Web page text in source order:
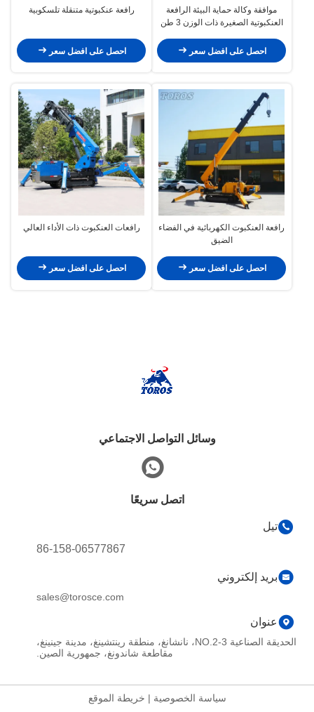
موافقة وكالة حماية البيئة الرافعة
العنكبوتية الصغيرة ذات الوزن 3 طن
احصل على افضل سعر
رافعة عنكبوتية متنقلة تلسكوبية
احصل على افضل سعر
رافعة العنكبوت الكهربائية في الفضاء
الضيق
احصل على افضل سعر
رافعات العنكبوت ذات الأداء العالي
احصل على افضل سعر
وسائل التواصل الاجتماعي
اتصل سريعًا
تيل
86-158-06577867
بريد إلكتروني
sales@torosce.com
عنوان
الحديقة الصناعية NO.2-3، نانشانغ، منطقة رينتشينغ، مدينة جينينغ،
مقاطعة شاندونغ، جمهورية الصين.
سياسة الخصوصية | خريطة الموقع